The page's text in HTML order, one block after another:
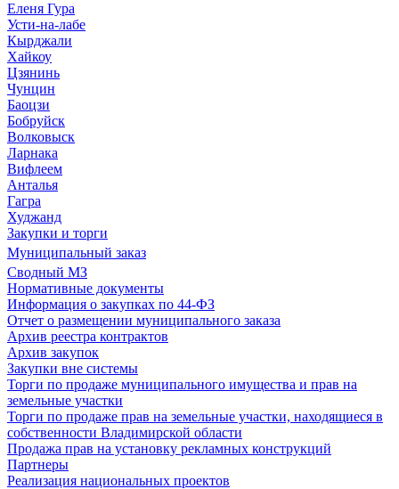
Еленя Гура
Усти-на-лабе
Кырджали
Хайкоу
Цзянинь
Чунцин
Баоцзи
Бобруйск
Волковыск
Ларнака
Вифлеем
Анталья
Гагра
Худжанд
Закупки и торги
Муниципальный заказ
Сводный МЗ
Нормативные документы
Информация о закупках по 44-ФЗ
Отчет о размещении муниципального заказа
Архив реестра контрактов
Архив закупок
Закупки вне системы
Торги по продаже муниципального имущества и прав на
земельные участки
Торги по продаже прав на земельные участки, находящиеся в
собственности Владимирской области
Продажа прав на установку рекламных конструкций
Партнеры
Реализация национальных проектов